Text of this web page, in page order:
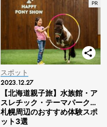
スポット
2023.12.27
【北海道親子旅】水族館・ア
スレチック・テーマパーク…
札幌周辺のおすすめ体験スポ
ット3選